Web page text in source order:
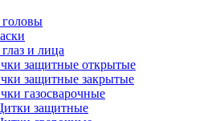
и лица
защитные открытые
защитные закрытые
газосварочные
защитные